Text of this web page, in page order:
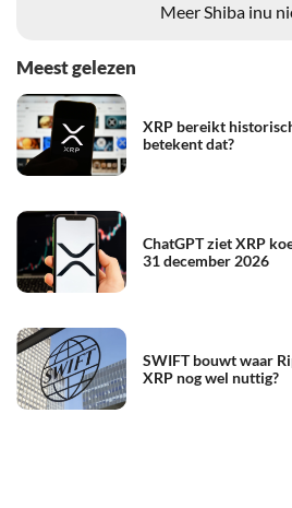
Meer Shiba inu
Meest gelezen
XRP bereikt
betekent dat?
ChatGPT ziet XRP
31 december 2026
SWIFT bouwt waar
XRP nog wel nuttig?